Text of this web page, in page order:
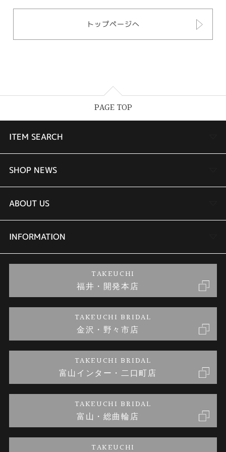
トップページへ
PAGE TOP
ITEM SEARCH
婚約指輪
結婚指輪
セットリング
婚約ネックレス
金・プラチナのお取引
SHOP NEWS
TAKEUCHI BRIDAL金沢本店情報
商品一覧
ブランドリスト
金澤指輪工房｜手作りペアリング
金澤指輪工房｜手作り結婚指輪 and 婚約指輪
金澤指輪工房｜手作り婚約指輪プロポーズプラン
ABOUT US
会社概要
お客様の声
INFORMATION
プライバシーポリシー
TAKEUCHI
福井・開発本店
TAKEUCHI BRIDAL
金沢・野々市店
TAKEUCHI BRIDAL
富山インター・二口町店
TAKEUCHI BRIDAL
富山・総曲輪店
TAKEUCHI